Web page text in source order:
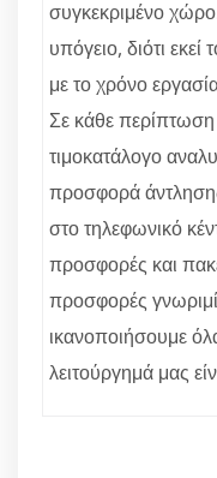
συγκεκριμένο
υπόγειο, διότι
με το χρόνο
Σε κάθε
τιμοκατάλογο
προσφορά
στο τηλεφωνικό
προσφορές και
προσφορές
ικανοποιήσουμε
λειτούργημά μας